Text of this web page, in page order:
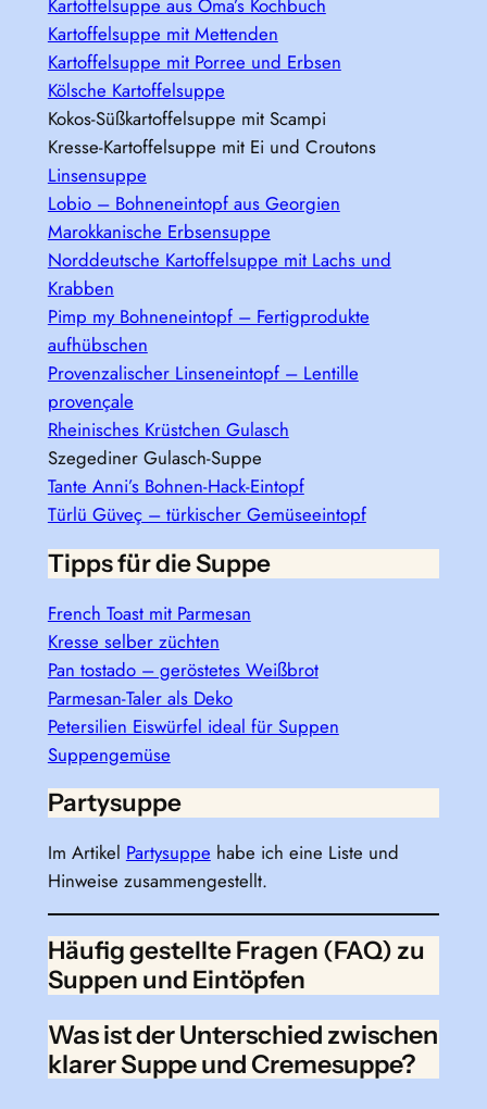
Kartoffelsuppe aus Oma’s Kochbuch
Kartoffelsuppe mit Mettenden
Kartoffelsuppe mit Porree und Erbsen
Kölsche Kartoffelsuppe
Kokos-Süßkartoffelsuppe mit Scampi
Kresse-Kartoffelsuppe mit Ei und Croutons
Linsensuppe
Lobio – Bohneneintopf aus Georgien
Marokkanische Erbsensuppe
Norddeutsche Kartoffelsuppe mit Lachs und
Krabben
Pimp my Bohneneintopf – Fertigprodukte
aufhübschen
Provenzalischer Linseneintopf – Lentille
provençale
Rheinisches Krüstchen Gulasch
Szegediner Gulasch-Suppe
Tante Anni’s Bohnen-Hack-Eintopf
Türlü Güveç – türkischer Gemüseeintopf
Tipps für die Suppe
French Toast mit Parmesan
Kresse selber züchten
Pan tostado – geröstetes Weißbrot
Parmesan-Taler als Deko
Petersilien Eiswürfel ideal für Suppen
Suppengemüse
Partysuppe
Im Artikel Partysuppe habe ich eine Liste und
Hinweise zusammengestellt.
Häufig gestellte Fragen (FAQ) zu
Suppen und Eintöpfen
Was ist der Unterschied zwischen
klarer Suppe und Cremesuppe?